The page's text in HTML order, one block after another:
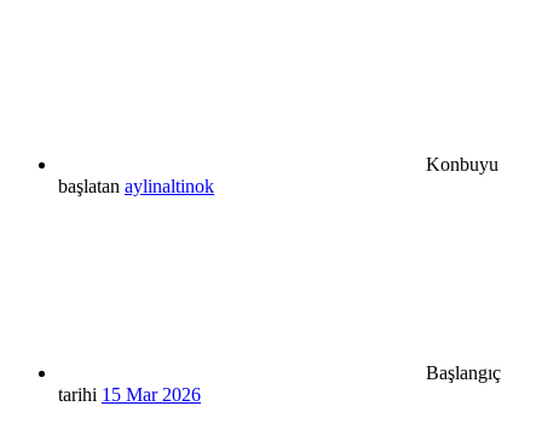
Konbuyu
başlatan aylinaltinok
Başlangıç
tarihi 15 Mar 2026